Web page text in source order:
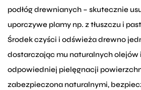
podłóg drewnianych – skutecznie
uporczywe plamy np. z tłuszczu i
Środek czyści i odświeża drewno
dostarczając mu naturalnych olejów
odpowiedniej pielęgnacji
zabezpieczona naturalnymi,